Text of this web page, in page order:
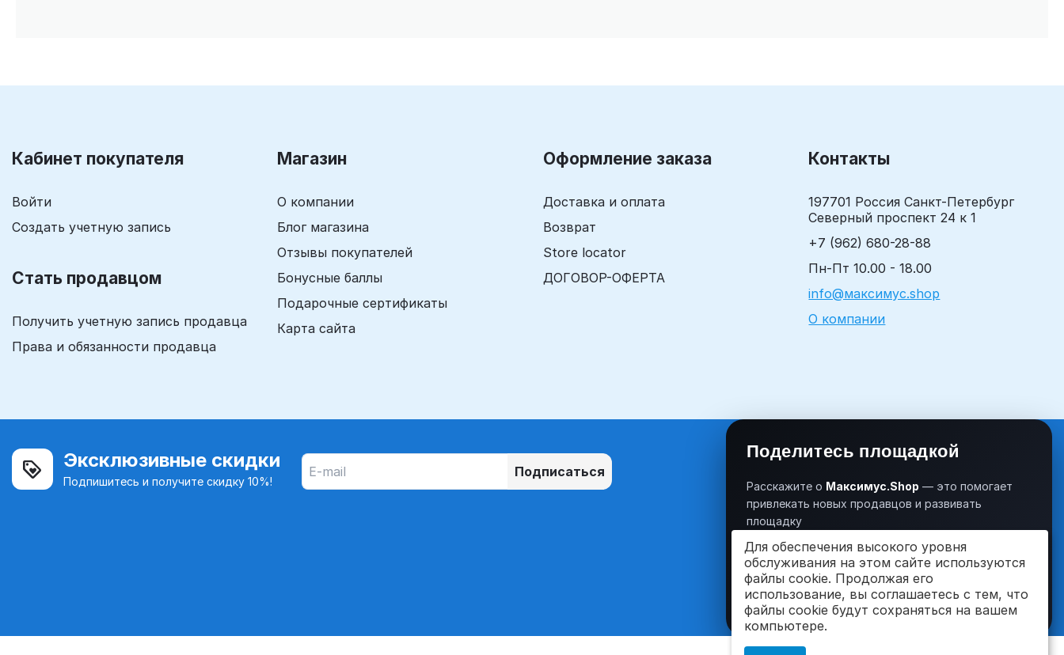
Кабинет покупателя
Войти
Создать учетную запись
Стать продавцом
Получить учетную запись продавца
Права и обязанности продавца
Магазин
О компании
Блог магазина
Отзывы покупателей
Бонусные баллы
Подарочные сертификаты
Карта сайта
Оформление заказа
Доставка и оплата
Возврат
Store locator
ДОГОВОР-ОФЕРТА
Контакты
197701 Россия Санкт-Петербург
Северный проспект 24 к 1
+7 (962) 680-28-88
Пн-Пт 10.00 - 18.00
info@максимус.shop
О компании
Эксклюзивные скидки
Подпишитесь и получите скидку 10%!
Подписаться
Поделитесь площадкой
Расскажите о Максимус.Shop — это помогает
привлекать новых продавцов и развивать
площадку
VK OK
Для обеспечения высокого уровня
обслуживания на этом сайте используются
файлы cookie. Продолжая его
использование, вы соглашаетесь с тем, что
файлы cookie будут сохраняться на вашем
компьютере.